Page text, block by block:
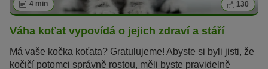
4 min 130
Váha koťat vypovídá o jejich zdraví a stáří
Má vaše kočka koťata? Gratulujeme! Abyste si byli jisti, že
kočičí potomci správně rostou, měli byste pravidelně